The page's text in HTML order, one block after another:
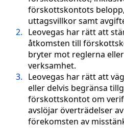
förskottskontots
uttagsvillkor samt
Leovegas har rätt att
åtkomsten till
bryter mot reglerna
verksamhet.
Leovegas har rätt att
eller delvis begränsa
förskottskontot om
avslöjar överträdelser
förekomsten av